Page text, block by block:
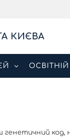
КИЄВА
код,